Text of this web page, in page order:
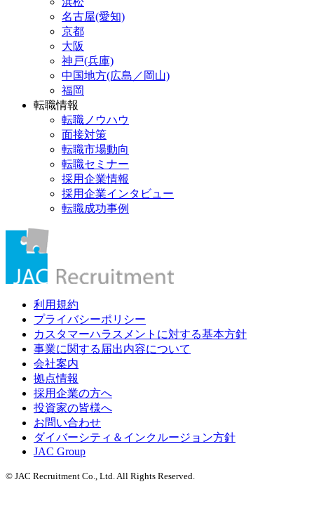
名古屋(愛知)
京都
大阪
神戸(兵庫)
中国地方(広島／岡山)
福岡
転職情報
転職ノウハウ
面接対策
転職市場動向
転職セミナー
採用企業情報
採用企業インタビュー
転職成功事例
利用規約
プライバシーポリシー
カスタマーハラスメントに対する基本方針
事業に関する届出内容について
会社案内
拠点情報
採用企業の方へ
投資家の皆様へ
お問い合わせ
ダイバーシティ＆インクルージョン方針
JAC Group
© JAC Recruitment Co., Ltd. All Rights Reserved.